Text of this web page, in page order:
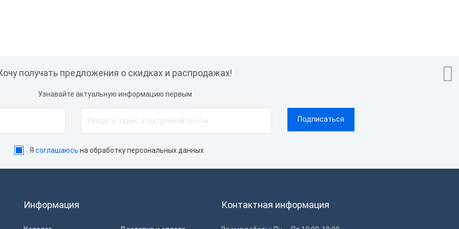

получать предложения о скидках и распродажах!
Узнавайте актуальную информацию первым
Я соглашаюсь на обработку персональных данных
Информация Контактная информация